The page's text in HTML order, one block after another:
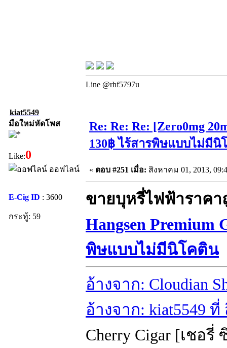
Line @rhf5797u
kiat5549
มือใหม่หัดโพส
Like:0
ออฟไลน์
E-Cig ID : 3600
กระทู้: 59
Re: Re: Re: [Zero0mg
130฿ ไร้สารพิษแบบไม่มีนิ
« ตอบ #251 เมื่อ: สิงหาคม 01, 2013,
ขายบุหรี่ไฟฟ้าราคา
Hangsen Premium
พิษแบบไม่มีนิโคติน
อ้างจาก: Cloudian
อ้างจาก: kiat5549 ที่
Cherry Cigar [เชอรี่